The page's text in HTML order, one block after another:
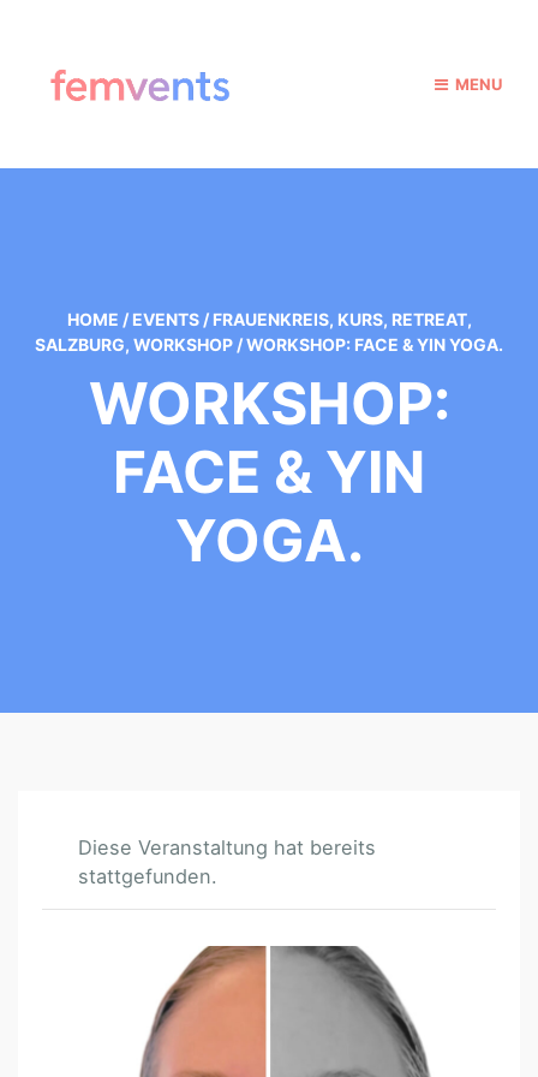
MENU
HOME / EVENTS / FRAUENKREIS, KURS, RETREAT,
SALZBURG, WORKSHOP /WORKSHOP: FACE & YIN YOGA.
WORKSHOP:
FACE & YIN
YOGA.
Diese Veranstaltung hat bereits
stattgefunden.